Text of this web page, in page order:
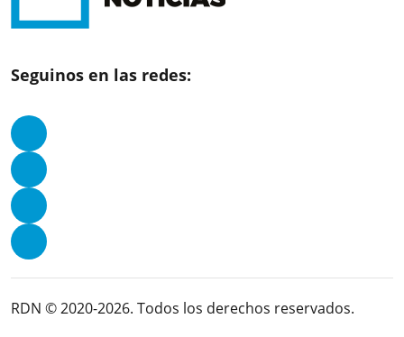
Seguinos en las redes:
RDN © 2020-2026. Todos los derechos reservados.